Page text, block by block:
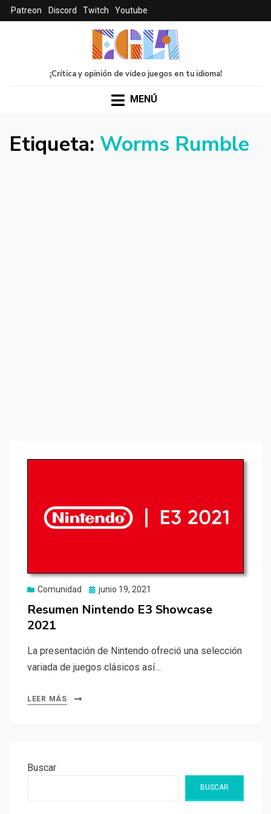
Patreon Discord Twitch Youtube
¡Crítica y opinión de video juegos en tu idioma!
MENÚ
Etiqueta: Worms Rumble
Comunidad
Publicado
junio 19, 2021
Resumen Nintendo E3 Showcase
2021
La presentación de Nintendo ofreció una selección
variada de juegos clásicos así…
LEER MÁS
Buscar
BUSCAR